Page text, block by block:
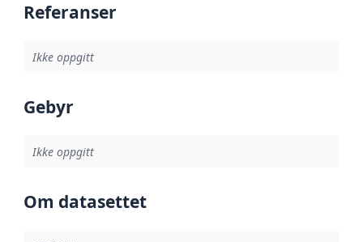
Referanser
Ikke oppgitt
Gebyr
Ikke oppgitt
Om datasettet